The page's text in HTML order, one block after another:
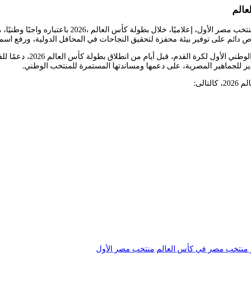
من جهته، يُثمن الاتحاد المصرى لكرة القدم، بيان المجلس الأعلى
على توفير بيئة محفزة لتحقيق النجاحات في المحافل الدولية، ورفع
وبهذه المناسبة، يؤكد الاتحاد
للجماهير المصرية، على دعمها ومساندتها المستمرة للمنتخب الوطني.
مصر في كأس العالم منتخب مصر الأول